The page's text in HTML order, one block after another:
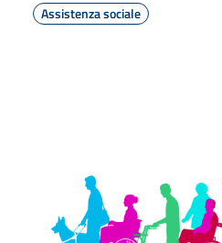
Assistenza sociale